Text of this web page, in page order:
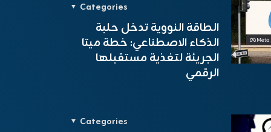
Categories
الطاقة النووية تدخل حلبة
الذكاء الاصطناعي: خطة ميتا
الجريئة لتغذية مستقبلها
الرقمي
Categories